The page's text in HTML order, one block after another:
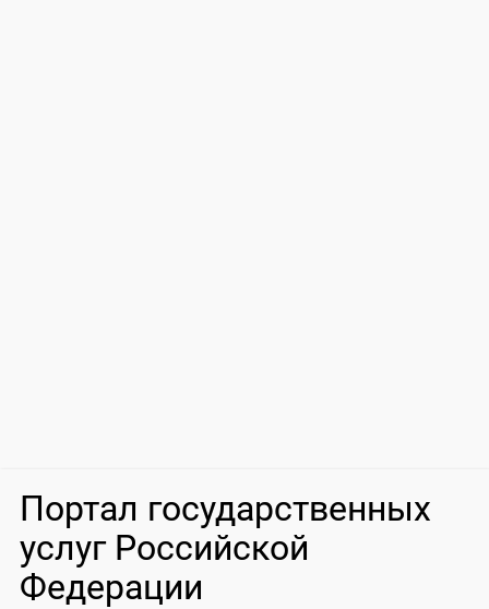
Портал государственных
услуг Российской
Федерации